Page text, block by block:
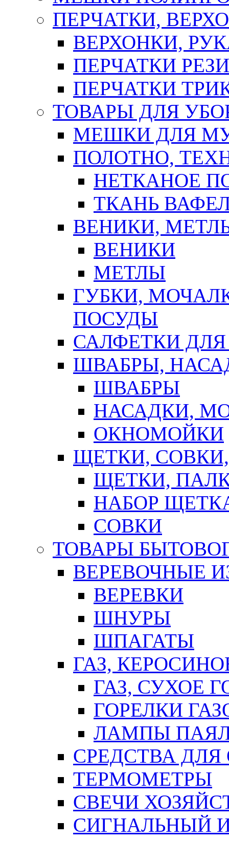
ПЕРЧАТКИ,
ВЕРХОНКИ,
ПЕРЧАТКИ
ПЕРЧАТКИ
ТОВАРЫ ДЛЯ
МЕШКИ ДЛЯ
ПОЛОТНО,
НЕТКАНОЕ
ТКАНЬ
ВЕНИКИ,
ВЕНИКИ
МЕТЛЫ
ГУБКИ,
ПОСУДЫ
САЛФЕТКИ
ШВАБРЫ,
ШВАБРЫ
НАСАДКИ,
ОКНОМОЙКИ
ЩЕТКИ,
ЩЕТКИ,
НАБОР
СОВКИ
ТОВАРЫ
ВЕРЕВОЧНЫЕ
ВЕРЕВКИ
ШНУРЫ
ШПАГАТЫ
ГАЗ,
ГАЗ, СУХОЕ
ГОРЕЛКИ
ЛАМПЫ
СРЕДСТВА
ТЕРМОМЕТРЫ
СВЕЧИ
СИГНАЛЬНЫЙ